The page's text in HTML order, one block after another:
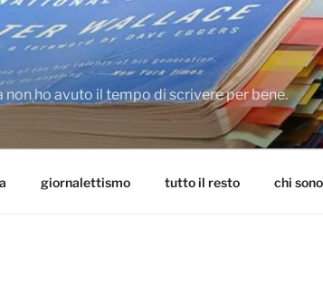
ho avuto il tempo di scrivere per bene.
giornalettismo tutto il resto chi sono